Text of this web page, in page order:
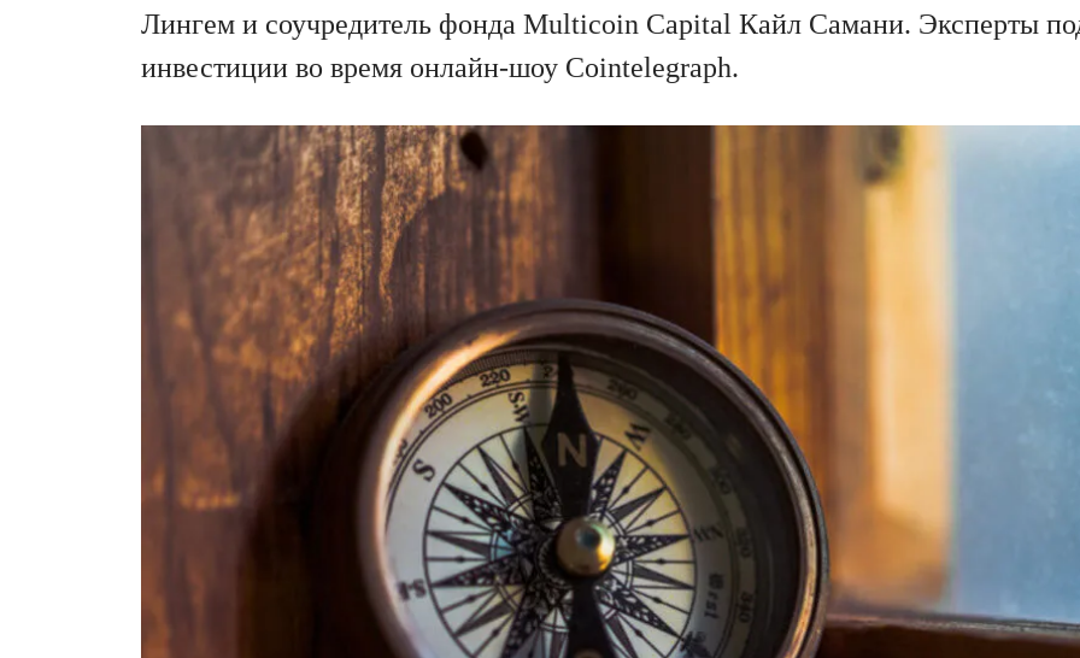
Лингем и соучредитель фонда Multicoin Capital Кайл Самани. Эксперты
инвестиции во время онлайн-шоу Cointelegraph.